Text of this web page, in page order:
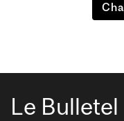
Le Bulletel